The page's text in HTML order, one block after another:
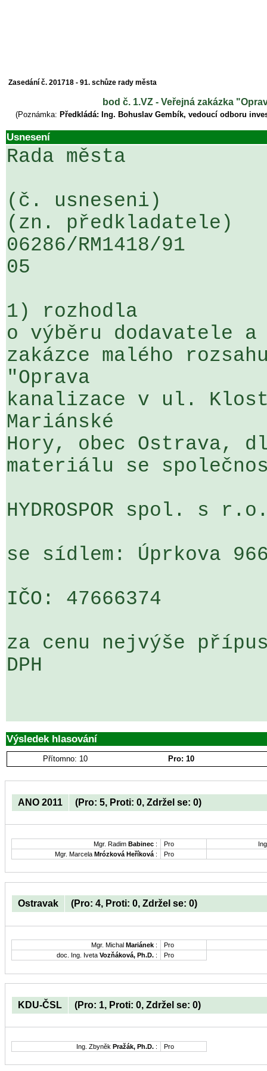
Zasedání č. 201718 - 91. schůze rady města
bod č. 1.VZ - Veřejná zakázka
(Poznámka: Předkládá: Ing. Bohuslav Gembík, vedoucí odboru
Usnesení
Rada města
(č. usneseni)
(zn. předkladatele)
06286/RM1418/
05
1) rozhodla
o výběru dodavatele
zakázce malého
"Oprava
kanalizace v ul.
Mariánské
Hory, obec Ostrava,
materiálu se
HYDROSPOR spol. s
se sídlem: Úprkova
IČO: 47666374
za cenu nejvýše
DPH
Výsledek hlasování
Přítomno: 10 Pro: 10
ANO 2011 (Pro: 5, Proti: 0, Zdržel se: 0)
Mgr. Radim Babinec : Pro
Mgr. Marcela Mrózková Heříková : Pro
Ostravak (Pro: 4, Proti: 0, Zdržel se: 0)
Mgr. Michal Mariánek :
Pro
doc. Ing. Iveta Vozňáková, Ph.D. : Pro
KDU-ČSL (Pro: 1, Proti: 0, Zdržel se: 0)
Ing. Zbyněk Pražák, Ph.D. : Pro